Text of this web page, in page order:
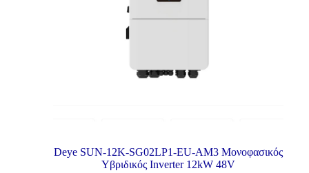
Deye SUN-12K-SG02LP1-EU-AM3 Μονοφασικός
Υβριδικός Inverter 12kW 48V